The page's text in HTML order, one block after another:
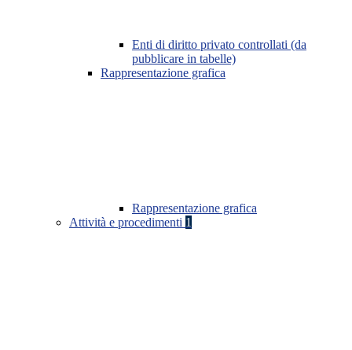
Enti di diritto privato controllati (da
pubblicare in tabelle)
Rappresentazione grafica
Rappresentazione grafica
Attività e procedimenti 1